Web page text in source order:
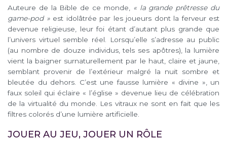
Auteure de la Bible de ce monde, « la grande prêtresse du
game-pod »est idolâtrée par les joueurs dont la ferveur est
devenue religieuse, leur foi étant d’autant plus grande que
l’univers virtuel semble réel. Lorsqu’elle s’adresse au public
(au nombre de douze individus, tels ses apôtres), la lumière
vient la baigner surnaturellement par le haut, claire et jaune,
semblant provenir de l’extérieur malgré la nuit sombre et
bleutée du dehors. C’est une fausse lumière « divine », un
faux soleil qui éclaire « l’église » devenue lieu de célébration
de la virtualité du monde. Les vitraux ne sont en fait que les
filtres colorés d’une lumière artificielle.
JOUER AU JEU, JOUER UN RÔLE